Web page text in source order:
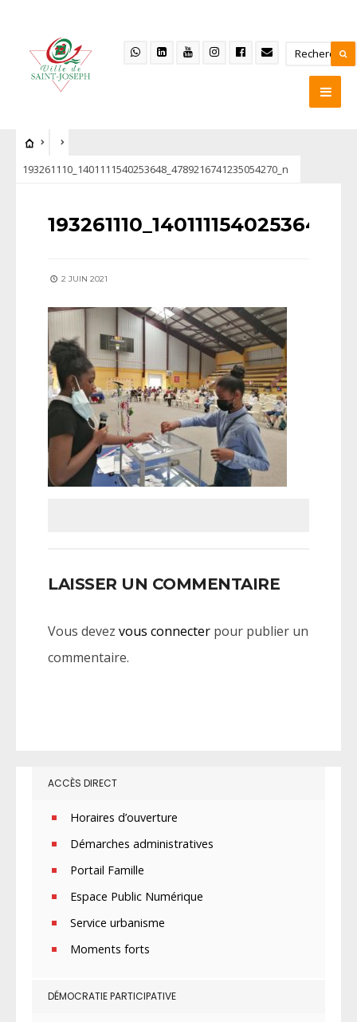
193261110_1401111540253648_4789216741235054270_n
2 JUIN 2021
LAISSER UN COMMENTAIRE
Vous devez vous connecter pour publier un
commentaire.
ACCÈS DIRECT
Horaires d’ouverture
Démarches administratives
Portail Famille
Espace Public Numérique
Service urbanisme
Moments forts
DÉMOCRATIE PARTICIPATIVE